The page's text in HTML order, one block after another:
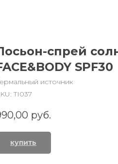
спрей
SPF30
источник
TI037
руб.
купить